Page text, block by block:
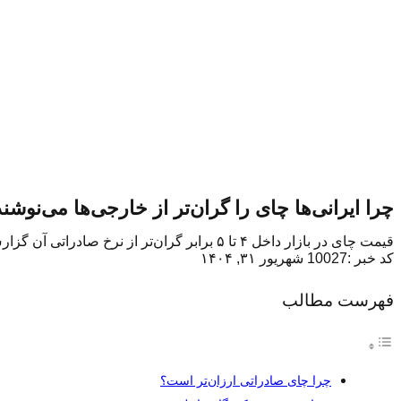
چرا ایرانی‌ها چای را گران‌تر از خارجی‌ها
قیمت چای در بازار داخل ۴ تا ۵ برابر گران‌تر از نرخ صادراتی آن گزارش شده است. این اختلاف عجیب، پرسش‌های جدی درباره نظام قیمت‌گذاری و سیاست‌های صادراتی ایران ایجاد کرده است.
کد خبر :10027
شهریور ۳۱, ۱۴۰۴
فهرست مطالب
چرا چای صادراتی ارزان‌تر است؟